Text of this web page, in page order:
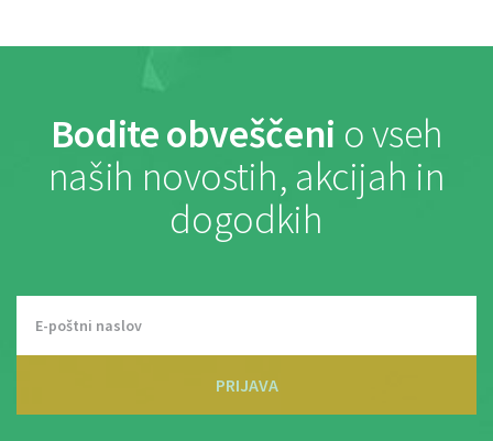
Bodite obveščeni o vseh
naših novostih, akcijah in
dogodkih
PRIJAVA